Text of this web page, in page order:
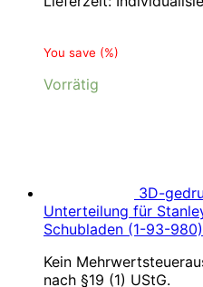
You save (%)
Vorrätig
3D-
Unterteilung für
Schubladen (1-93-980)
Kein
nach §19 (1) UStG.